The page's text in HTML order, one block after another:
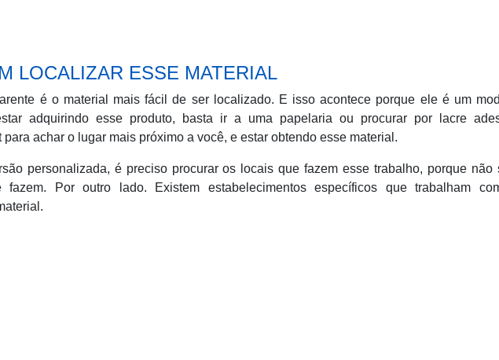
LOCALIZAR ESSE MATERIAL
é o material mais fácil de ser localizado. E isso acontece porque ele é um
adquirindo esse produto, basta ir a uma papelaria ou procurar por lacre
achar o lugar mais próximo a você, e estar obtendo esse material.
personalizada, é preciso procurar os locais que fazem esse trabalho, porque não
Por outro lado. Existem estabelecimentos específicos que trabalham